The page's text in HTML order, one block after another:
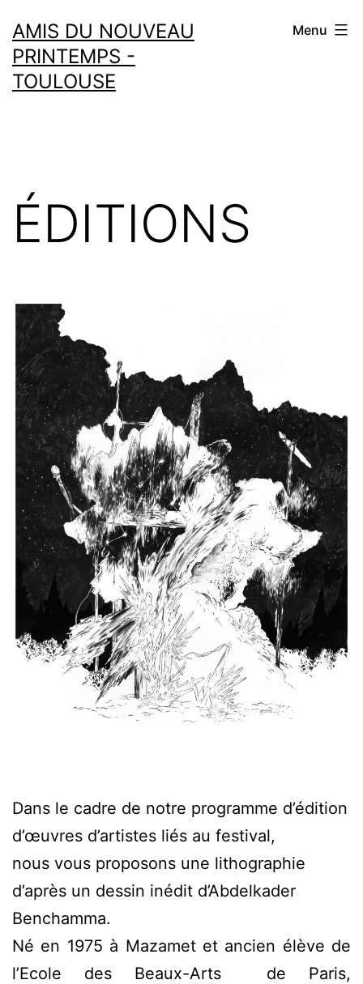
au
contenu
AMIS DU NOUVEAU
PRINTEMPS -
TOULOUSE
Menu
ÉDITIONS
Dans le cadre de notre programme d’édition
d’œuvres d’artistes liés au festival,
nous vous proposons une lithographie
d’après un dessin inédit d’Abdelkader
Benchamma.
Né en 1975 à Mazamet et ancien élève de
l’Ecole des Beaux-Arts de Paris,